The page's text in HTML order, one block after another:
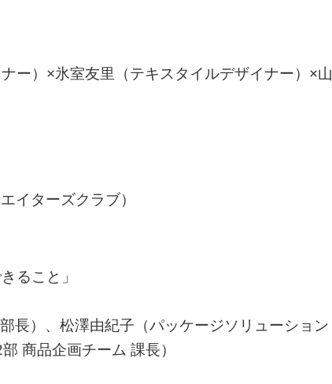
ー）×氷室友里（テキスタイルデザイナー）×山
イターズクラブ）
ること」
長）、松澤由紀子（パッケージソリューション
商品企画チーム 課長）